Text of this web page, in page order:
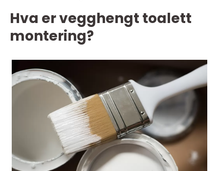
Hva er vegghengt toalett
montering?